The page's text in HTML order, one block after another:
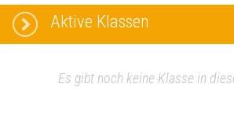
Aktive Klassen
Es gibt noch keine Klasse in